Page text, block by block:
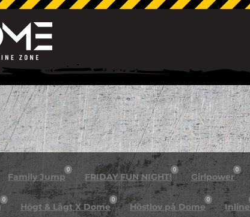
Family Jump
0
FRIDAY FUN NIGHT!
0
Girlpower
0
0
Högt & Lågt X Dome
0
Höstlov på Dome
0
Inline